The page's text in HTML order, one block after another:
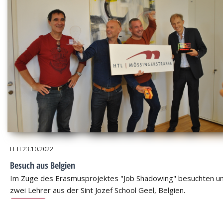
ELTI 23.10.2022
Besuch aus Belgien
Im Zuge des Erasmusprojektes "Job Shadowing" besuchten
zwei Lehrer aus der Sint Jozef School Geel, Belgien.